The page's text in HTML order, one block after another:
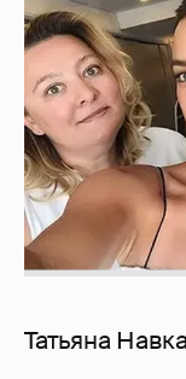
Татьяна Навка